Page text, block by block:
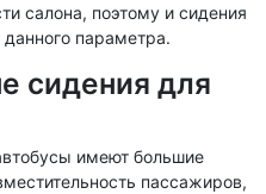
салона, поэтому и сидения
параметра.
сидения для
имеют большие
пассажиров,